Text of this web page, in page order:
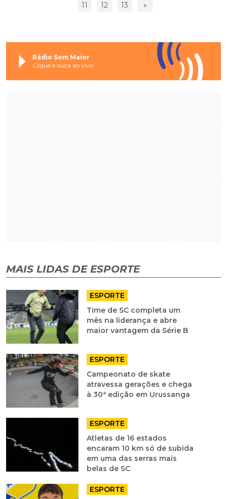
11 12 13 »
Rádio Som Maior
Clique e ouça ao vivo
MAIS LIDAS DE ESPORTE
ESPORTE
Time de SC completa um
mês na liderança e abre
maior vantagem da Série B
ESPORTE
Campeonato de skate
atravessa gerações e chega
à 30ª edição em Urussanga
ESPORTE
Atletas de 16 estados
encaram 10 km só de subida
em uma das serras mais
belas de SC
ESPORTE